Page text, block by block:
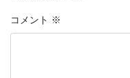
コメント ※